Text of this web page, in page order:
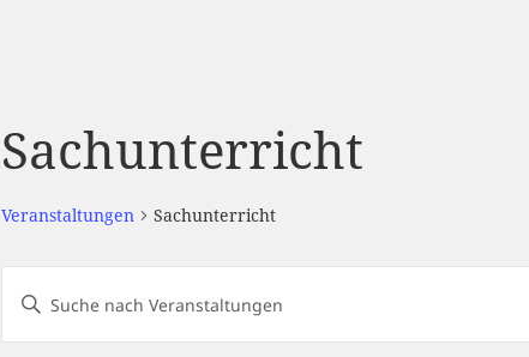
Sachunterricht
Veranstaltungen Sachunterricht
Such-
Geben
Sie